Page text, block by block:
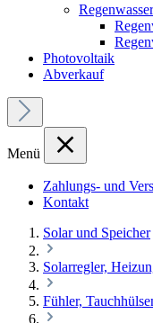
Photovoltaik
Abverkauf
Menü
Zahlungs- und
Kontakt
Solar und Speicher
Solarregler,
Fühler,